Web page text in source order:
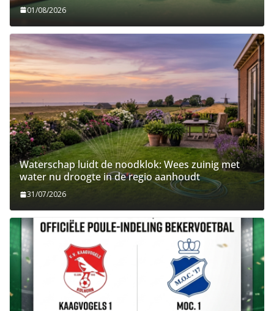
01/08/2026
Waterschap luidt de noodklok: Wees zuinig met
water nu droogte in de regio aanhoudt
31/07/2026